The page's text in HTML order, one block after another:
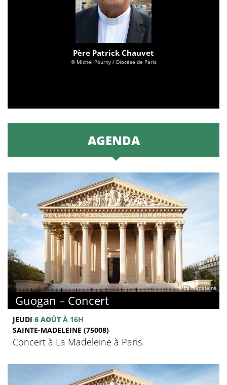
Père Patrick Chauvet
© Michel Pourny / Diocèse de Paris
AGENDA
© La Madeleine
Guogan – Concert
JEUDI 6 AOÛT À 16H
SAINTE-MADELEINE (75008)
Concert à La Madeleine à Paris.